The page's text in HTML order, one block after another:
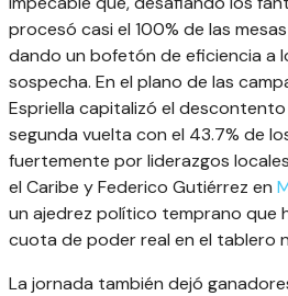
procesó casi el 100% de las
dando un bofetón de eficiencia a
sospecha. En el plano de las
Espriella capitalizó el
segunda vuelta con el 43.7% de
fuertemente por liderazgos
el Caribe y Federico Gutiérrez en
un ajedrez político temprano que
cuota de poder real en el tablero
La jornada también dejó